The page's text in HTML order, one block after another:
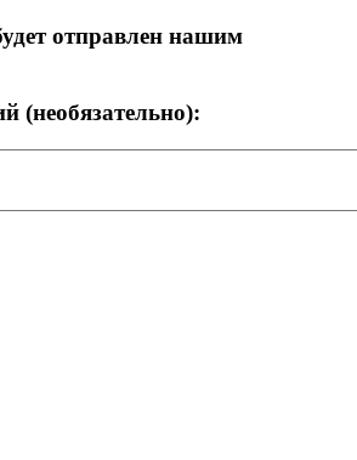
отправлен нашим
(необязательно):